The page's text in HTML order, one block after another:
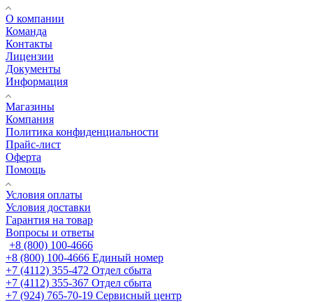
О компании
Команда
Контакты
Лицензии
Документы
Информация
Магазины
Компания
Политика конфиденциальности
Прайс-лист
Оферта
Помощь
Условия оплаты
Условия доставки
Гарантия на товар
Вопросы и ответы
+8 (800) 100-4666
+8 (800) 100-4666 Единый номер
+7 (4112) 355-472 Отдел сбыта
+7 (4112) 355-367 Отдел сбыта
+7 (924) 765-70-19 Сервисный центр